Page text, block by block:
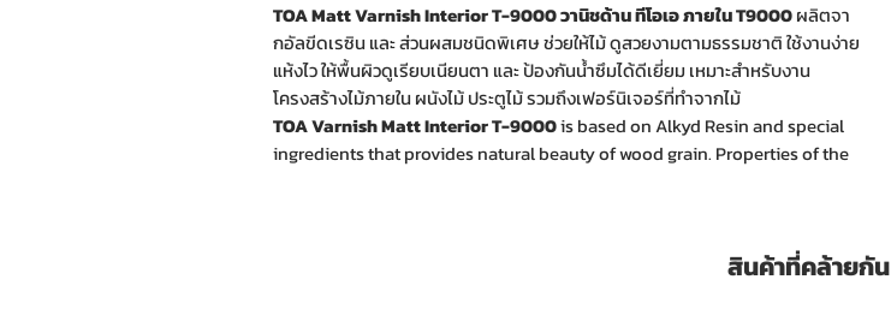
TOA Matt Varnish Interior T-9000 วานิชด้าน ทีโอเอ ภายใน T9000ผลิตจา
กอัลขีดเรซิน และ ส่วนผสมชนิดพิเศษ ช่วยให้ไม้ ดูสวยงามตามธรรมชาติ ใช้งานง่าย
แห้งไว ให้พื้นผิวดูเรียบเนียนตา และ ป้องกันน้ำซึมได้ดีเยี่ยม เหมาะสำหรับงาน
โครงสร้างไม้ภายใน ผนังไม้ ประตูไม้ รวมถึงเฟอร์นิเจอร์ที่ทำจากไม้
TOA Varnish Matt Interior T-9000is based on Alkyd Resin and special
ingredients that provides natural beauty of wood grain. Properties of the
สินค้าที่คล้ายกัน